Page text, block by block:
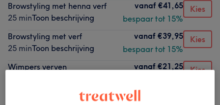
Browstyling met henna verf
25 minToon beschrijving
vanaf €41,65
bespaar tot 15%
Kies
Browstyling met verf
25 minToon beschrijving
vanaf €39,95
bespaar tot 15%
Kies
Wimpers verven
vanaf €21,25
Kies